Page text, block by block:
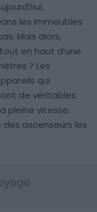
les immeubles
Mais alors,
en haut d’une
? Les
qui
de véritables
pleine vitesse.
ascenseurs les